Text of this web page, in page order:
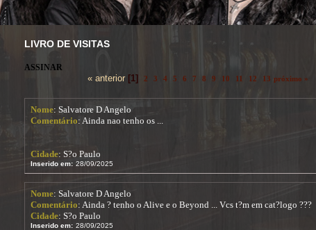
LIVRO DE VISITAS
ASSINAR
« anterior [1] 2 3 4 5 6 7 8 9 10 11 12 13 próximo »
Nome: Salvatore D Angelo
Comentário: Ainda nao tenho os ...
Cidade: S?o Paulo
Inserido em: 28/09/2025
Nome: Salvatore D Angelo
Comentário: Ainda ? tenho o Alive e o Beyond ... Vcs t?m em cat?logo ???
Cidade: S?o Paulo
Inserido em: 28/09/2025